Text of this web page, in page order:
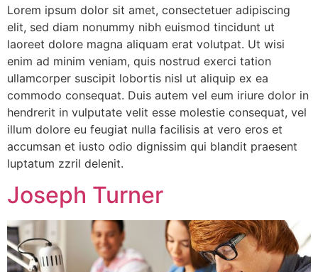
Lorem ipsum dolor sit amet, consectetuer adipiscing
elit, sed diam nonummy nibh euismod tincidunt ut
laoreet dolore magna aliquam erat volutpat. Ut wisi
enim ad minim veniam, quis nostrud exerci tation
ullamcorper suscipit lobortis nisl ut aliquip ex ea
commodo consequat. Duis autem vel eum iriure dolor in
hendrerit in vulputate velit esse molestie consequat, vel
illum dolore eu feugiat nulla facilisis at vero eros et
accumsan et iusto odio dignissim qui blandit praesent
luptatum zzril delenit.
Joseph Turner